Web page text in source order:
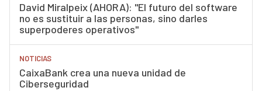
David Miralpeix (AHORA): "El futuro del software
no es sustituir a las personas, sino darles
superpoderes operativos"
NOTICIAS
CaixaBank crea una nueva unidad de
Ciberseguridad